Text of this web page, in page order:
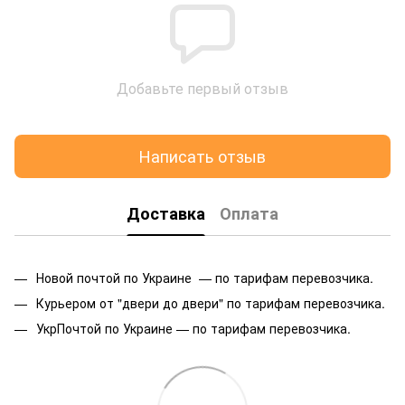
Добавьте первый отзыв
Написать отзыв
Доставка Оплата
Новой почтой по Украине — по тарифам перевозчика.
Курьером от "двери до двери" по тарифам перевозчика.
УкрПочтой по Украине — по тарифам перевозчика.